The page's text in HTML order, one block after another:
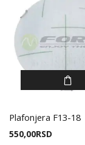
Plafonjera F13-18
550,00RSD